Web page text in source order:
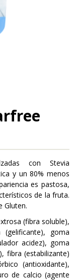
con Stevia
y un 80% menos
es pastosa,
de la fruta.
Gluten.
(fibra soluble),
(gelificante), goma
acidez), goma
fibra (estabilizante)
(antioxidante),
de calcio (agente